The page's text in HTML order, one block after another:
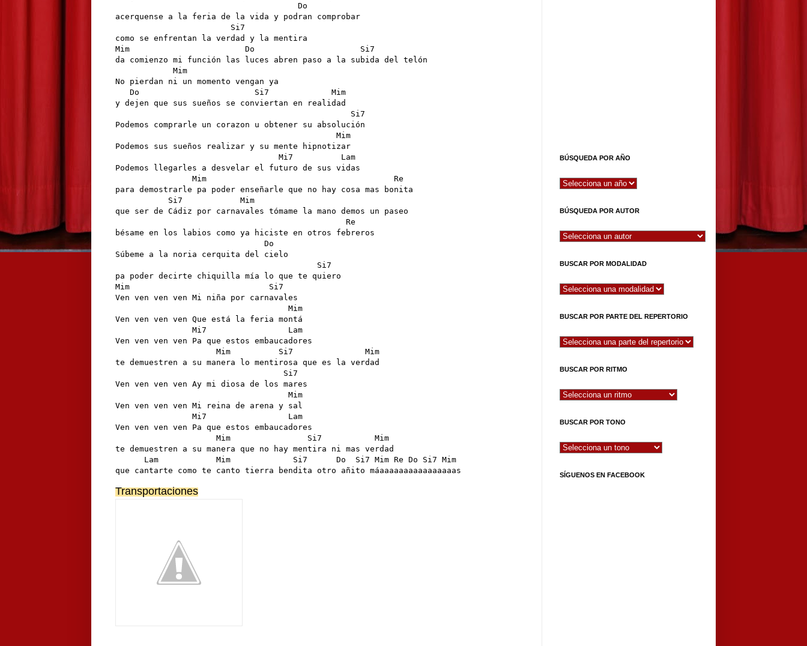
                                      Do
acerquense a la feria de la vida y podran comprobar
                        Si7
como se enfrentan la verdad y la mentira
Mim                        Do                      Si7
da comienzo mi función las luces abren paso a la subida del telón
            Mim
No pierdan ni un momento vengan ya
   Do                        Si7             Mim
y dejen que sus sueños se conviertan en realidad
                                                 Si7
Podemos comprarle un corazon u obtener su absolución
                                              Mim
Podemos sus sueños realizar y su mente hipnotizar
                                  Mi7          Lam
Podemos llegarles a desvelar el futuro de sus vidas
                Mim                                       Re
para demostrarle pa poder enseñarle que no hay cosa mas bonita
           Si7            Mim
que ser de Cádiz por carnavales tómame la mano demos un paseo
                                                Re
bésame en los labios como ya hiciste en otros febreros
                               Do
Súbeme a la noria cerquita del cielo
                                          Si7
pa poder decirte chiquilla mía lo que te quiero
Mim                             Si7
Ven ven ven ven Mi niña por carnavales
                                    Mim
Ven ven ven ven Que está la feria montá
                Mi7                 Lam
Ven ven ven ven Pa que estos embaucadores
                     Mim          Si7               Mim
te demuestren a su manera lo mentirosa que es la verdad
                                   Si7
Ven ven ven ven Ay mi diosa de los mares
                                    Mim
Ven ven ven ven Mi reina de arena y sal
                Mi7                 Lam
Ven ven ven ven Pa que estos embaucadores
                     Mim                Si7           Mim
te demuestren a su manera que no hay mentira ni mas verdad
      Lam            Mim             Si7      Do  Si7 Mim Re Do Si7 Mim
que cantarte como te canto tierra bendita otro añito máaaaaaaaaaaaaaaaas
Transportaciones
BÚSQUEDA POR AÑO
BÚSQUEDA POR AUTOR
BUSCAR POR MODALIDAD
BUSCAR POR PARTE DEL REPERTORIO
BUSCAR POR RITMO
BUSCAR POR TONO
SÍGUENOS EN FACEBOOK